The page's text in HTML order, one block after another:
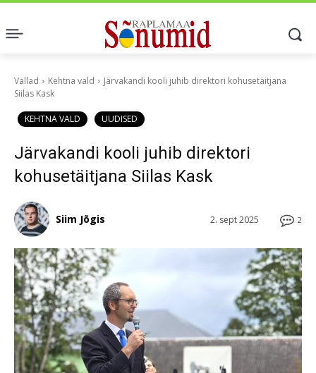
Vallad Kehtna vald
Järvakandi kooli juhib direktori kohusetäitjana
Siilas Kask
KEHTNA VALD UUDISED
Järvakandi kooli juhib direktori
kohusetäitjana Siilas Kask
2
2. sept 2025
Siim Jõgis